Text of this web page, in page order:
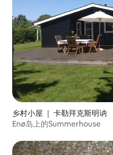
乡村小屋 ｜ 卡勒拜克斯明讷
Enø岛上的Summerhouse